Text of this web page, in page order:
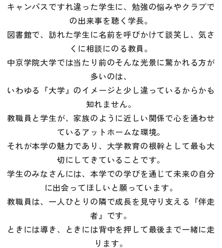
キャンパスですれ違った学生に、勉強の悩みやクラブで
の出来事を聴く学長。
図書館で、訪れた学生に名前を呼びかけて談笑し、気さ
くに相談にのる教員。
中京学院大学では当たり前のそんな光景に驚かれる方が
多いのは、
いわゆる『大学』のイメージと少し違っているからかも
知れません。
教職員と学生が、家族のように近しい関係で心を通わせ
ているアットホームな環境。
それが本学の魅力であり、大学教育の根幹として最も大
切にしてきていることです。
学生のみなさんには、本学での学びを通じて未来の自分
に出会ってほしいと願っています。
教職員は、一人ひとりの隣で成長を見守り支える『伴走
者』です。
ときには導き、ときには背中を押して最後まで一緒に走
ります。